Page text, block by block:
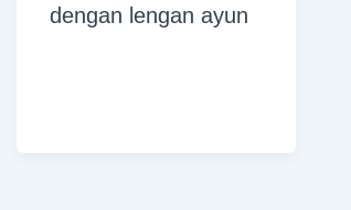
dengan lengan ayun